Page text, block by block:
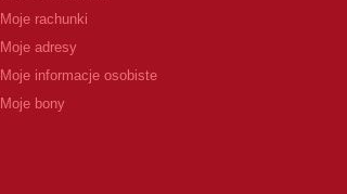
Moje rachunki
Moje adresy
Moje informacje osobiste
Moje bony